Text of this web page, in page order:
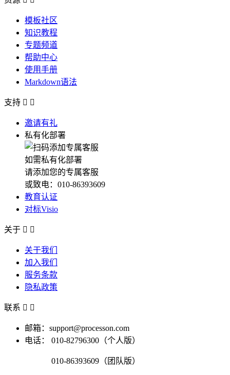
模板社区
知识教程
专题频道
帮助中心
使用手册
Markdown语法
支持  
邀请有礼
私有化部署
如需私有化部署
请添加您的专属客服
或致电：010-86393609
教育认证
对标Visio
关于  
关于我们
加入我们
服务条款
隐私政策
联系  
邮箱：support@processon.com
电话：
010-82796300（个人版）
010-86393609（团队版）